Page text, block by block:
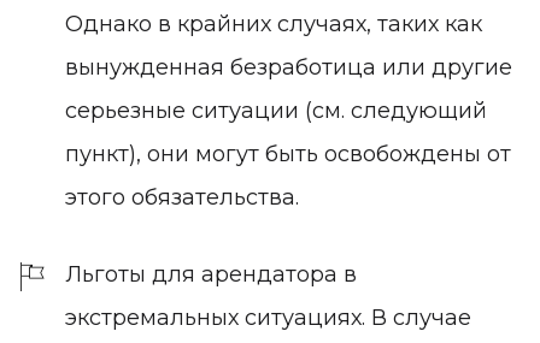
Однако в крайних случаях, таких как
вынужденная безработица или другие
серьезные ситуации (см. следующий
пункт), они могут быть освобождены от
этого обязательства.
Льготы для арендатора в
экстремальных ситуациях. В случае